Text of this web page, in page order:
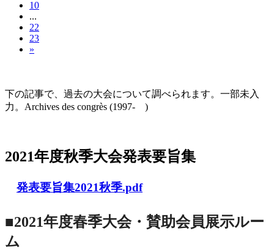
10
...
22
23
»
下の記事で、過去の大会について調べられます。一部未入
力。Archives des congrès (1997- )
2021年度秋季大会発表要旨集
発表要旨集2021秋季.pdf
■2021年度春季大会・賛助会員展示ルー
ム